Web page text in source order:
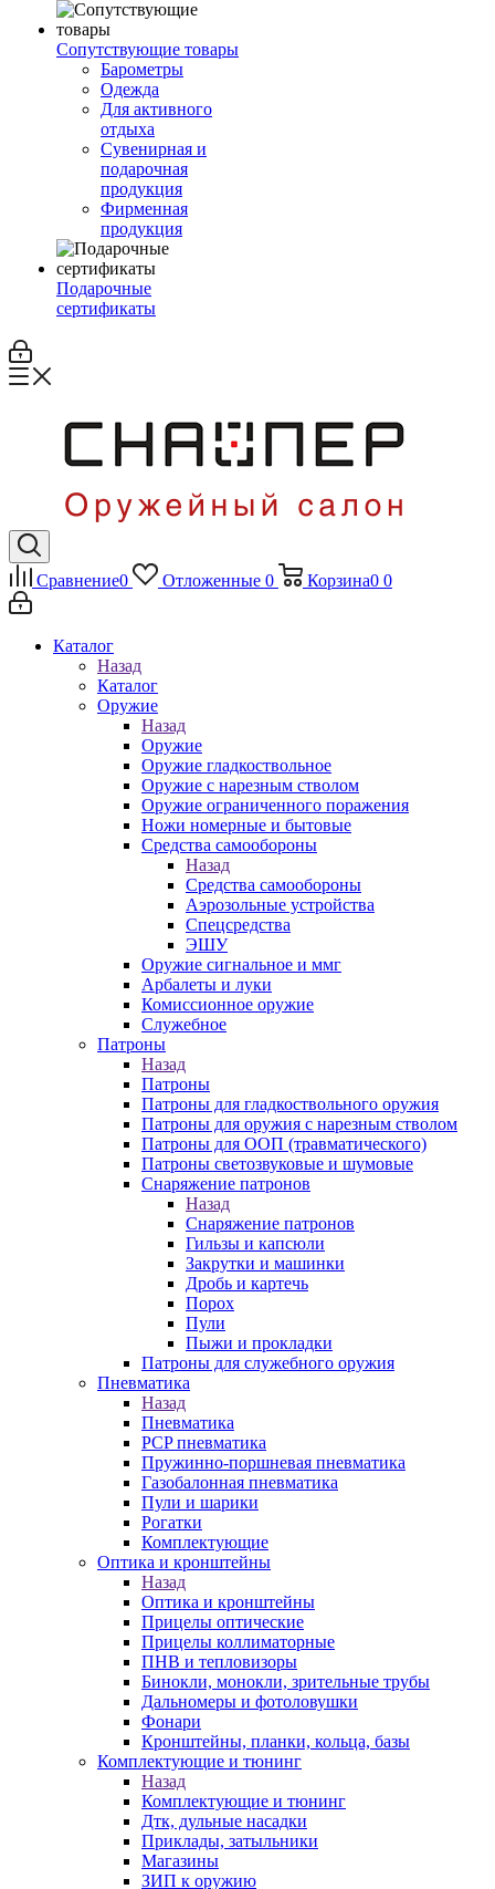
Сопутствующие товары
Барометры
Одежда
Для активного
отдыха
Сувенирная и
подарочная
продукция
Фирменная
продукция
Подарочные
сертификаты
Сравнение0 Отложенные 0 Корзина0 0
Каталог
Назад
Каталог
Оружие
Назад
Оружие
Оружие гладкоствольное
Оружие с нарезным стволом
Оружие ограниченного поражения
Ножи номерные и бытовые
Средства самообороны
Назад
Средства самообороны
Аэрозольные устройства
Спецсредства
ЭШУ
Оружие сигнальное и ммг
Арбалеты и луки
Комиссионное оружие
Служебное
Патроны
Назад
Патроны
Патроны для гладкоствольного оружия
Патроны для оружия с нарезным стволом
Патроны для ООП (травматического)
Патроны светозвуковые и шумовые
Снаряжение патронов
Назад
Снаряжение патронов
Гильзы и капсюли
Закрутки и машинки
Дробь и картечь
Порох
Пули
Пыжи и прокладки
Патроны для служебного оружия
Пневматика
Назад
Пневматика
PCP пневматика
Пружинно-поршневая пневматика
Газобалонная пневматика
Пули и шарики
Рогатки
Комплектующие
Оптика и кронштейны
Назад
Оптика и кронштейны
Прицелы оптические
Прицелы коллиматорные
ПНВ и тепловизоры
Бинокли, монокли, зрительные трубы
Дальномеры и фотоловушки
Фонари
Кронштейны, планки, кольца, базы
Комплектующие и тюнинг
Назад
Комплектующие и тюнинг
Дтк, дульные насадки
Приклады, затыльники
Магазины
ЗИП к оружию